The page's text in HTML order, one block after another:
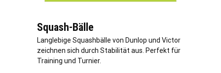
Squash-Bälle
Langlebige Squashbälle von Dunlop und Victor
zeichnen sich durch Stabilität aus. Perfekt für
Training und Turnier.